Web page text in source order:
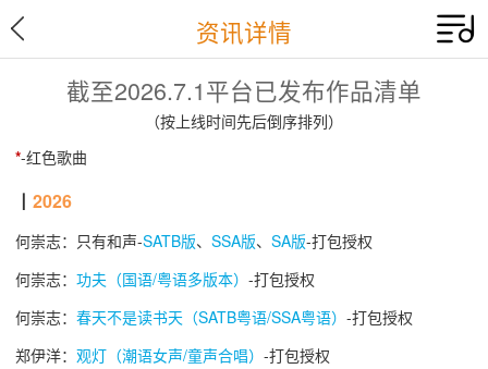
资讯详情
截至2026.7.1平台已发布作品清单
（按上线时间先后倒序排列）
*-红色歌曲
┃2026
何崇志：只有和声-SATB版、SSA版、SA版-打包授权
何崇志：功夫（国语/粤语多版本）-打包授权
何崇志：春天不是读书天（SATB粤语/SSA粤语）-打包授权
郑伊洋：观灯（潮语女声/童声合唱）-打包授权